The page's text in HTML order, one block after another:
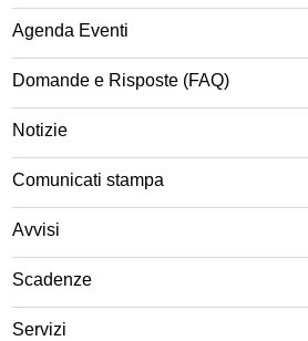
Agenda Eventi
Domande e Risposte (FAQ)
Notizie
Comunicati stampa
Avvisi
Scadenze
Servizi